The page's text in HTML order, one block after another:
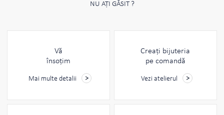
NU AȚI GĂSIT ?
Vă
însoțim
Mai multe detalii
Creați bijuteria
pe comandă
Vezi atelierul